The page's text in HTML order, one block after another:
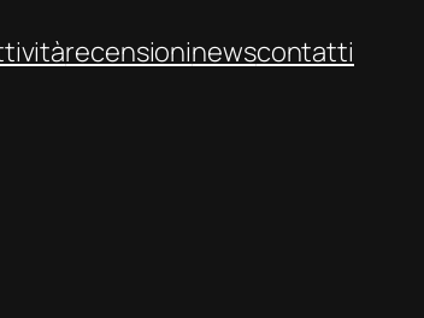
recensioninewscontatti